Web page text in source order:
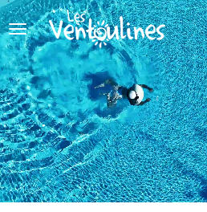
Panneau de gestion des cookies